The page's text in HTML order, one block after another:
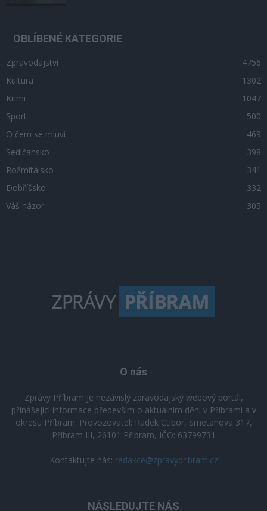
OBLÍBENÉ KATEGORIE
Zpravodajství
4756
Kultura
1302
Krimi
1047
Sport
500
O čem se mluví
469
Sedlčansko
398
Rožmitálsko
341
Dobříšsko
332
Váš názor
305
O nás
Zprávy Příbram je nezávislý zpravodajský webový portál,
přinášející informace především o aktuálním dění v Příbrami a v
okresu Příbram. Provozovatel: Radek Ctibor, Smetanova 317,
Příbram III, 26101 Příbram, IČO: 63799731
Kontaktujte nás: redakce@zpravypribram.cz
NÁSLEDUJTE NÁS